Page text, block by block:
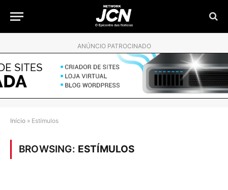
ANÚNCIO PATROCINADO
Início » Estímulos
BROWSING: ESTÍMULOS